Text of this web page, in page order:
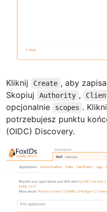
Kliknij Create , aby
Skopiuj
Authority ,
opcjonalnie
scopes .
potrzebujesz punktu
(OIDC) Discovery.